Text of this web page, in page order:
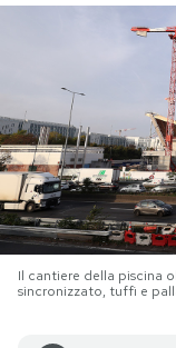
PODCAST
NEWSLETTER
I MIEI PREFERITI
Il cantiere della piscina
sincronizzato, tuffi e